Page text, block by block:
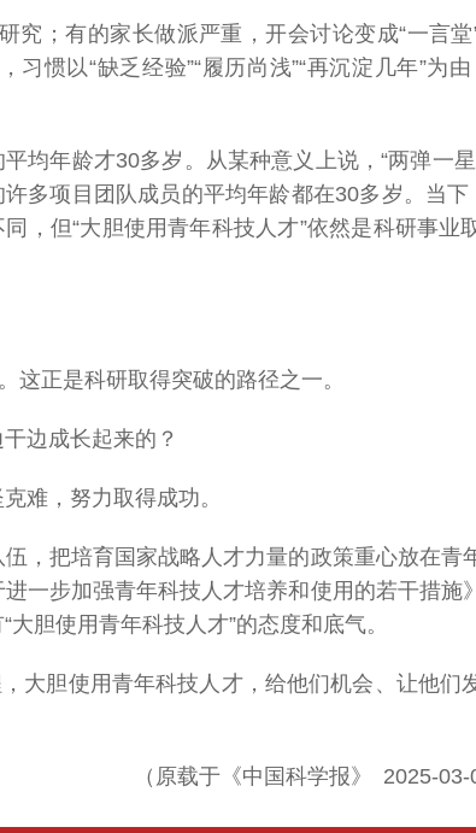
；有的家长做派严重，开会讨论变成“一言
惯以“缺乏经验”“履历尚浅”“再沉淀几年”为
均年龄才30多岁。从某种意义上说，“两弹一
多项目团队成员的平均年龄都在30多岁。当
，但“大胆使用青年科技人才”依然是科研事业
这正是科研取得突破的路径之一。
边成长起来的？
难，努力取得成功。
，把培育国家战略人才力量的政策重心放在青
一步加强青年科技人才培养和使用的若干措施
胆使用青年科技人才”的态度和底气。
大胆使用青年科技人才，给他们机会、让他们
（原载于《中国科学报》 2025-